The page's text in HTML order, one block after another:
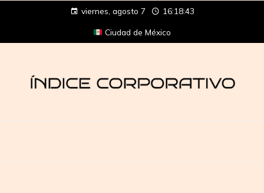
viernes, agosto 7 16:18:43
Ciudad de México